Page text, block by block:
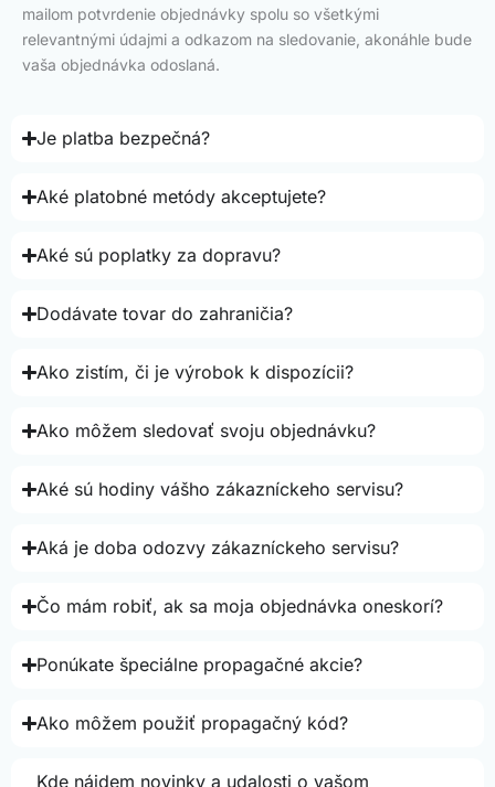
mailom potvrdenie objednávky spolu so všetkými
relevantnými údajmi a odkazom na sledovanie, akonáhle bude
vaša objednávka odoslaná.
Je platba bezpečná?
Aké platobné metódy akceptujete?
Aké sú poplatky za dopravu?
Dodávate tovar do zahraničia?
Ako zistím, či je výrobok k dispozícii?
Ako môžem sledovať svoju objednávku?
Aké sú hodiny vášho zákazníckeho servisu?
Aká je doba odozvy zákazníckeho servisu?
Čo mám robiť, ak sa moja objednávka oneskorí?
Ponúkate špeciálne propagačné akcie?
Ako môžem použiť propagačný kód?
Kde nájdem novinky a udalosti o vašom